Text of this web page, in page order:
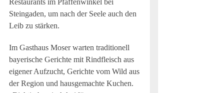
Restaurants im Pfaffenwinkel bei
Steingaden, um nach der Seele auch den
Leib zu stärken.
Im Gasthaus Moser warten traditionell
bayerische Gerichte mit Rindfleisch aus
eigener Aufzucht, Gerichte vom Wild aus
der Region und hausgemachte Kuchen.